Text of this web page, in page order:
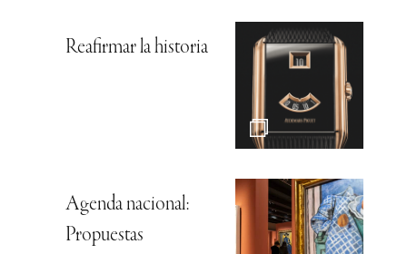
Reafirmar la historia
Agenda nacional:
Propuestas